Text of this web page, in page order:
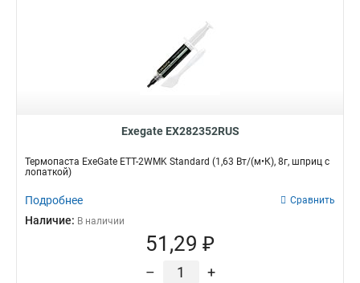
Exegate EX282352RUS
Термопаста ExeGate ETТ-2WMK Standard (1,63 Вт/(м•К), 8г, шприц с
лопаткой)
Подробнее Сравнить
Наличие: В наличии
51,29 ₽
– +